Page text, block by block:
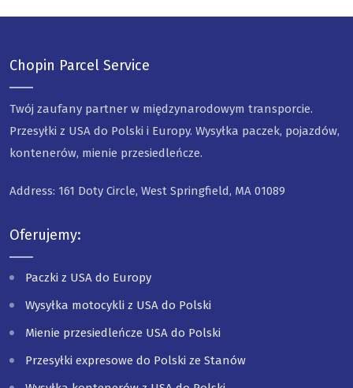
Chopin Parcel Service
Twój zaufany partner w międzynarodowym transporcie.
Przesyłki z USA do Polski i Europy. Wysyłka paczek, pojazdów,
kontenerów, mienie przesiedleńcze.
Address: 161 Doty Circle, West Springfield, MA 01089
Oferujemy:
Paczki z USA do Europy
Wysyłka motocykli z USA do Polski
Mienie przesiedleńcze USA do Polski
Przesyłki expresowe do Polski ze Stanów